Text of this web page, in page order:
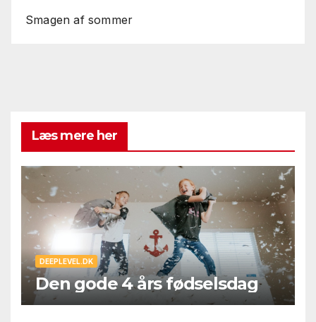
Smagen af sommer
Læs mere her
DEEPLEVEL.DK
Den gode 4 års fødselsdag